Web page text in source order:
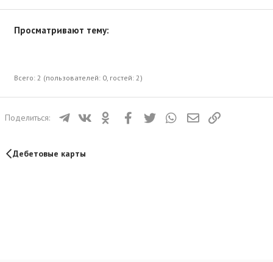
Просматривают тему:
Всего: 2 (пользователей: 0, гостей: 2)
Поделиться: ТелеграмВКонтактеОдноклассники
FacebookTwitter WhatsAppЭлектронная почта
Дебетовые карты